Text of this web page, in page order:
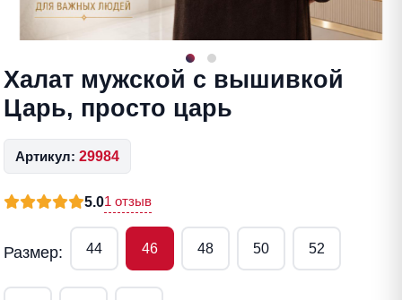
Халат мужской с вышивкой
Царь, просто царь
Артикул: 29984
5.01 отзыв
Размер: 44 46 48 50 52